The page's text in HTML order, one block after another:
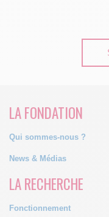
LA FONDATION
Qui sommes-nous ?
News & Médias
LA RECHERCHE
Fonctionnement